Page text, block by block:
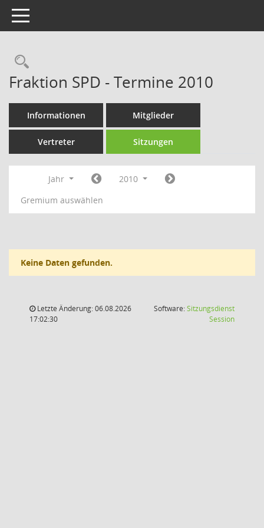
Toggle navigation
Rechercheauswahl
Fraktion SPD - Termine 2010
Informationen Mitglieder
Vertreter Sitzungen
Jahr
2010
Gremium auswählen
Keine Daten gefunden.
Letzte Änderung: 06.08.2026
17:02:30
Software:Sitzungsdienst
Session(Wird in